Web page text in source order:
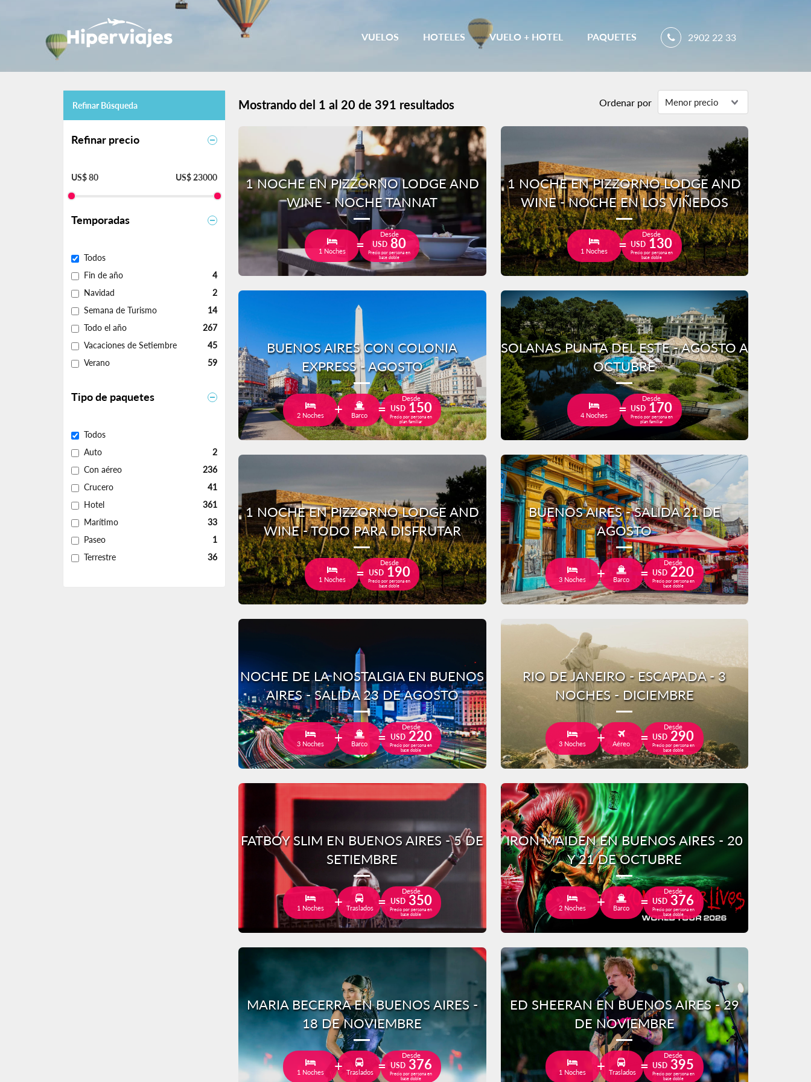
VUELOS HOTELES VUELO + HOTEL PAQUETES 2902 22 33
Refinar Búsqueda
Refinar precio
US$ 80 US$ 23000
Temporadas
Todos
Fin de año
4
Navidad
2
Semana de Turismo
14
Todo el año
267
Vacaciones de Setiembre
45
Verano
59
Tipo de paquetes
Todos
Auto
2
Con aéreo
236
Crucero
41
Hotel
361
Marítimo
33
Paseo
1
Terrestre
36
Mostrando del 1 al 20 de 391 resultados Ordenar por
1 NOCHE EN PIZZORNO LODGE AND
WINE - NOCHE TANNAT
1 Noches
Desde
USD 80
Precio por persona en
base doble
1 NOCHE EN PIZZORNO LODGE AND
WINE - NOCHE EN LOS VIÑEDOS
1 Noches
Desde
USD 130
Precio por persona en
base doble
BUENOS AIRES CON COLONIA
EXPRESS - AGOSTO
2 Noches Barco
Desde
USD150
Precio por persona en
plan familiar
SOLANAS PUNTA DEL ESTE - AGOSTO A
OCTUBRE
4 Noches
Desde
USD 170
Precio por persona en
plan familiar
1 NOCHE EN PIZZORNO LODGE AND
WINE - TODO PARA DISFRUTAR
1 Noches
Desde
USD190
Precio por persona en
base doble
BUENOS AIRES - SALIDA 21 DE
AGOSTO
3 Noches Barco
Desde
USD 220
Precio por persona en
base doble
NOCHE DE LA NOSTALGIA EN BUENOS
AIRES - SALIDA 23 DE AGOSTO
3 Noches Barco
Desde
USD220
Precio por persona en
base doble
RIO DE JANEIRO - ESCAPADA - 3
NOCHES - DICIEMBRE
3 Noches Aéreo
Desde
USD 290
Precio por persona en
base doble
FATBOY SLIM EN BUENOS AIRES - 5 DE
SETIEMBRE
1 Noches Traslados
Desde
USD350
Precio por persona en
base doble
IRON MAIDEN EN BUENOS AIRES - 20
Y 21 DE OCTUBRE
2 Noches Barco
Desde
USD 376
Precio por persona en
base doble
MARIA BECERRA EN BUENOS AIRES -
18 DE NOVIEMBRE
1 Noches Traslados
Desde
USD376
Precio por persona en
base doble
ED SHEERAN EN BUENOS AIRES - 29
DE NOVIEMBRE
1 Noches Traslados
Desde
USD 395
Precio por persona en
base doble